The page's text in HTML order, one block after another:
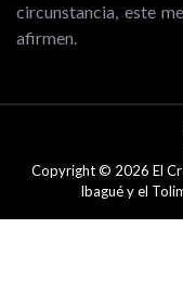
circunstancia, este
afirmen.
Copyright © 2026 El
Ibagué y el